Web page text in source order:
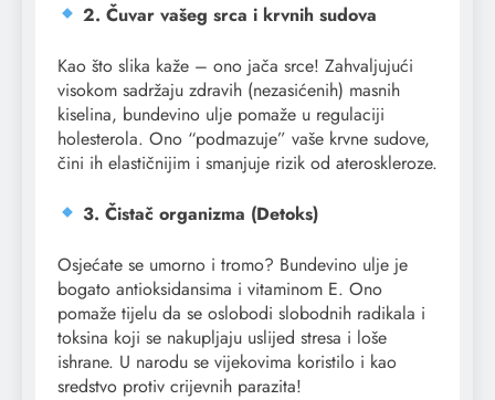
2. Čuvar vašeg srca i krvnih sudova
Kao što slika kaže – ono jača srce! Zahvaljujući
visokom sadržaju zdravih (nezasićenih) masnih
kiselina, bundevino ulje pomaže u regulaciji
holesterola. Ono “podmazuje” vaše krvne sudove,
čini ih elastičnijim i smanjuje rizik od ateroskleroze.
3. Čistač organizma (Detoks)
Osjećate se umorno i tromo? Bundevino ulje je
bogato antioksidansima i vitaminom E. Ono
pomaže tijelu da se oslobodi slobodnih radikala i
toksina koji se nakupljaju uslijed stresa i loše
ishrane. U narodu se vijekovima koristilo i kao
sredstvo protiv crijevnih parazita!